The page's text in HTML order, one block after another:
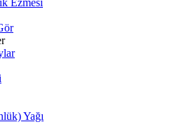
Ezmesi
Yağı